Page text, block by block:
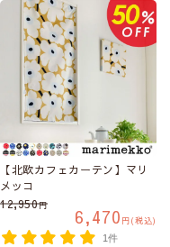
【北欧カフェカーテン】マリ
メッコ
12,950
6,470
税込
1件